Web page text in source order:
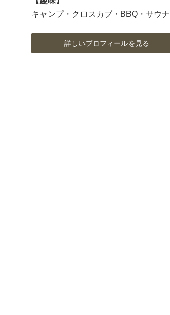
キャンプ・クロスカブ・BBQ・サウナ
詳しいプロフィールを見る